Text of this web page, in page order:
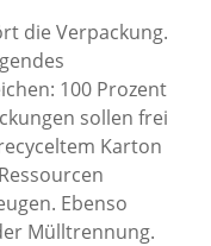
die Verpackung.
100 Prozent
sollen frei
Karton
Ebenso
Mülltrennung.